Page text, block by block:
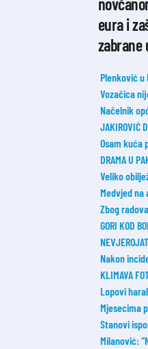
eura i
zabrane
Plenković u
Vozačica
Načelnik
JAKIROVIĆ
Osam kuća
DRAMA U
Veliko
Medvjed
Zbog
GORI KOD
Nakon
KLIMAVA
Lopovi
Mjesecima
Stanovi
Milanović: